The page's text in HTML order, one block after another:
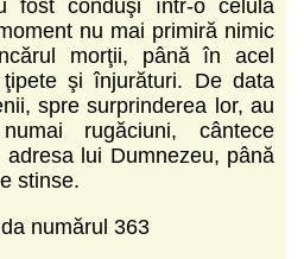
fost conduşi într-o celulă
nu mai primiră nimic
morţii, până în acel
şi înjurături. De data
spre surprinderea lor, au
rugăciuni, cântece
lui Dumnezeu, până
stinse.
numărul 363